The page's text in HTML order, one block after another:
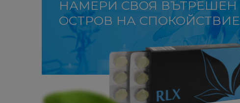
НАМЕРИ СВОЯ ВЪТРЕШЕН
ОСТРОВ НА СПОКОЙСТВИЕ